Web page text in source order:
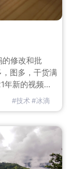
修改和批
图多，干货满
年新的视频教
程，香气爆棚
，不应该啊，
饱满度的话，
#技术#冰滴